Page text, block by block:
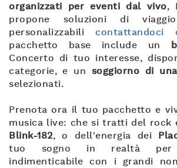
organizzati per eventi dal vivo,
propone soluzioni di
personalizzabilicontattandoci
pacchetto base include un
Concerto di tuo interesse,
categorie, e un soggiorno di
selezionati.
Prenota ora il tuo pacchetto e
musica live: che si tratti del rock
Blink-182, o dell'energia dei
tuo sogno in realtà per
indimenticabile con i grandi